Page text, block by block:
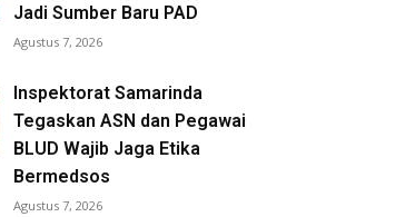
Jadi Sumber Baru PAD
Agustus 7, 2026
Inspektorat Samarinda
Tegaskan ASN dan Pegawai
BLUD Wajib Jaga Etika
Bermedsos
Agustus 7, 2026